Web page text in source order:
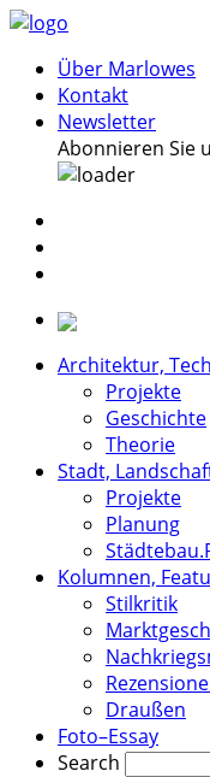
Über Marlowes
Kontakt
Newsletter
Abonnieren Sie
Architektur,
Projekte
Geschichte
Theorie
Stadt,
Projekte
Planung
Kolumnen,
Stilkritik
Draußen
Foto–Essay
Search